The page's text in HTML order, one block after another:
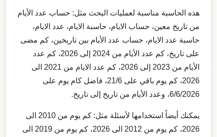
هذه الحاسبة مناسبة لعمليات البحث مثل: حساب عدد الأيام
من تاريخ معين، حساب الايام، حاسبة الايام، عدد الايام،
حاسبة عدد الايام، حساب عدد الأيام بين تاريخين، كم مضى
على تاريخ، كم عدد الأيام من 2024 إلى 2026، كم عدد
الأيام من 2023 إلى 2026، كم عدد الايام من 2021 الى
2026، كم يوم باقي على 21/6، فاضل كام يوم على
6/6/2026، وعدد الأيام من تاريخ إلى تاريخ.
يمكنك أيضاً استخدامها لأسئلة مثل: كم يوم من 2010 الى
2026، كم يوم من 2012 الى 2026، كم يوم من 2019 الى